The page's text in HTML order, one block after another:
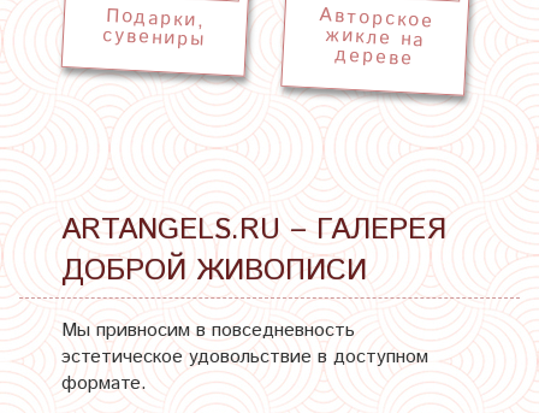
Подарки,
сувениры
Авторское
жикле на
дереве
ARTANGELS.RU – ГАЛЕРЕЯ
ДОБРОЙ ЖИВОПИСИ
Мы привносим в повседневность
эстетическое удовольствие в доступном
формате.